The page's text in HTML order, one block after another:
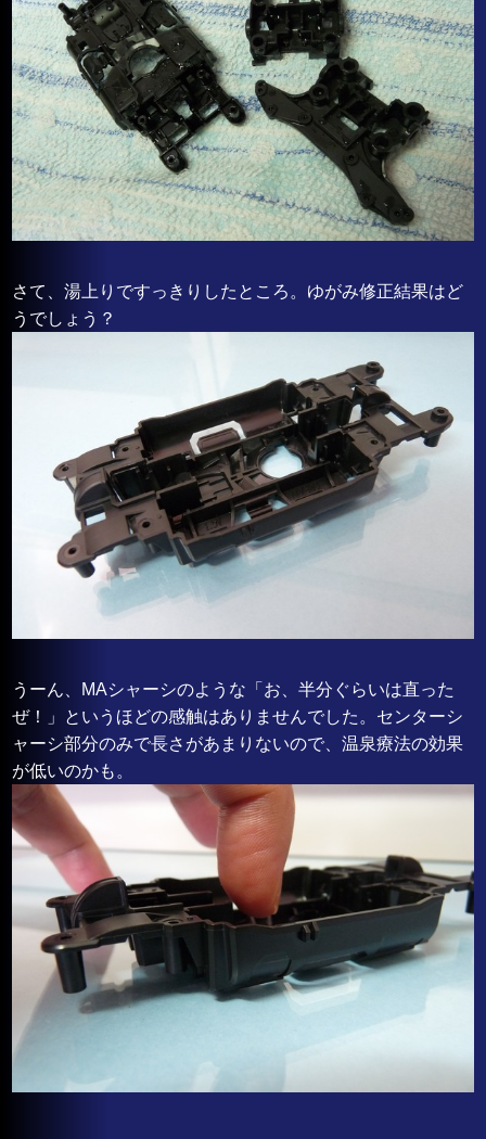
さて、湯上りですっきりしたところ。ゆがみ修正結果はど
うでしょう？
うーん、MAシャーシのような「お、半分ぐらいは直った
ぜ！」というほどの感触はありませんでした。センターシ
ャーシ部分のみで長さがあまりないので、温泉療法の効果
が低いのかも。